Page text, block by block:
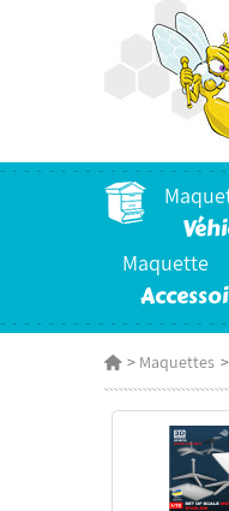
Maquette
> Maquettes >